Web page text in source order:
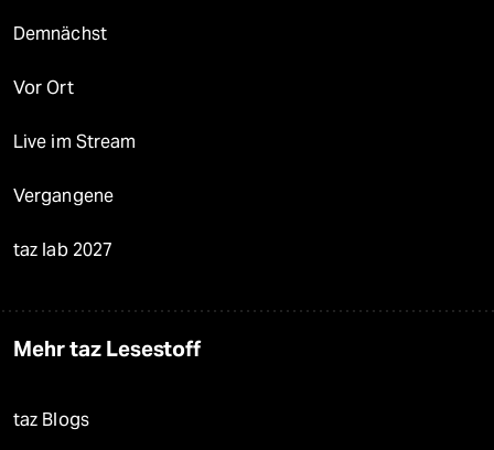
Demnächst
Vor Ort
Live im Stream
Vergangene
taz lab 2027
Mehr taz Lesestoff
taz Blogs